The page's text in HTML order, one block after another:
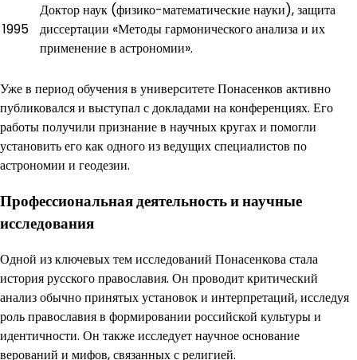
1995
Доктор наук (физико-математические науки), защита
диссертации «Методы гармонического анализа и их
применение в астрономии».
Уже в период обучения в университете Понасенков активно
публиковался и выступал с докладами на конференциях. Его
работы получили признание в научных кругах и помогли
установить его как одного из ведущих специалистов по
астрономии и геодезии.
Профессиональная деятельность и научные
исследования
Одной из ключевых тем исследований Понасенкова стала
история русского православия. Он проводит критический
анализ обычно принятых установок и интерпретаций, исследуя
роль православия в формировании российской культуры и
идентичности. Он также исследует научное основание
верований и мифов, связанных с религией.